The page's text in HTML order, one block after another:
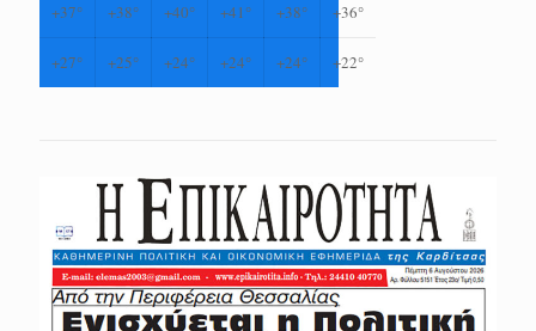
+37° +38° +40° +41° +38° +36°
+27° +25° +24° +24° +24° +22°